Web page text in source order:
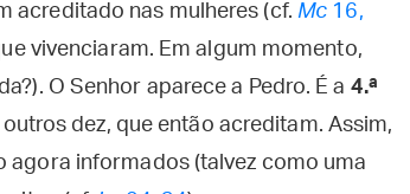
acreditado nas mulheres (cf. Mc 16,
vivenciaram. Em algum momento,
O Senhor aparece a Pedro. É a 4.ª
dez, que então acreditam. Assim,
agora informados (talvez como uma